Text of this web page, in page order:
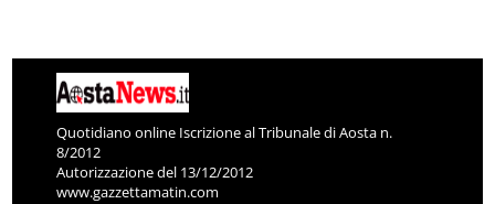
Quotidiano online Iscrizione al Tribunale di Aosta n.
8/2012
Autorizzazione del 13/12/2012
www.gazzettamatin.com